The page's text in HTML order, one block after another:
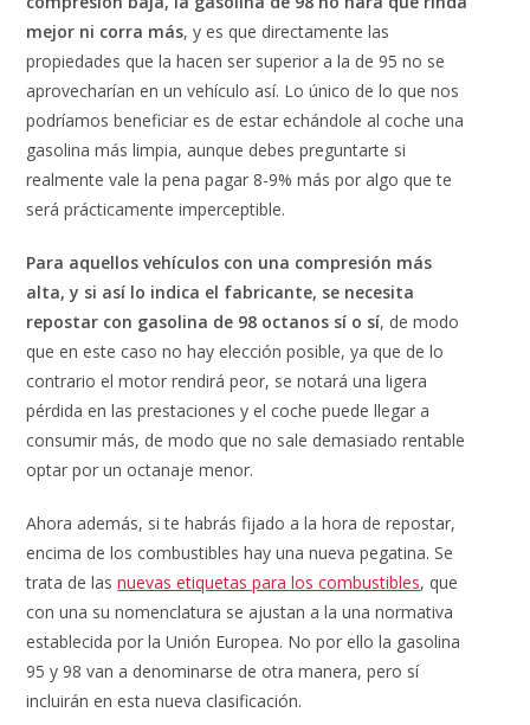
mejor ni corra más, y es que directamente las
propiedades que la hacen ser superior a la de 95 no se
aprovecharían en un vehículo así. Lo único de lo que nos
podríamos beneficiar es de estar echándole al coche una
gasolina más limpia, aunque debes preguntarte si
realmente vale la pena pagar 8-9% más por algo que te
será prácticamente imperceptible.
Para aquellos vehículos con una compresión más
alta, y si así lo indica el fabricante, se necesita
repostar con gasolina de 98 octanos sí o sí, de modo
que en este caso no hay elección posible, ya que de lo
contrario el motor rendirá peor, se notará una ligera
pérdida en las prestaciones y el coche puede llegar a
consumir más, de modo que no sale demasiado rentable
optar por un octanaje menor.
Ahora además, si te habrás fijado a la hora de repostar,
encima de los combustibles hay una nueva pegatina. Se
trata de lasnuevas etiquetas para los combustibles, que
con una su nomenclatura se ajustan a la una normativa
establecida por la Unión Europea. No por ello la gasolina
95 y 98 van a denominarse de otra manera, pero sí
incluirán en esta nueva clasificación.